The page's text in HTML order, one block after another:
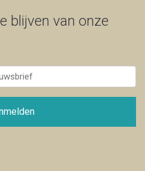
blijven van onze